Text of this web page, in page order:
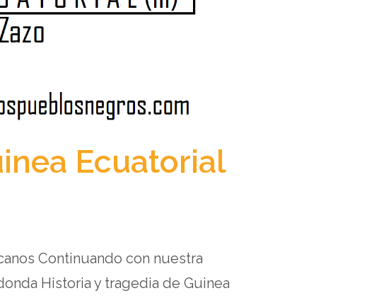
Ecuatorial
Continuando con nuestra
Historia y tragedia de Guinea